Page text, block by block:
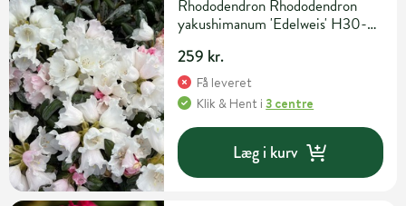
Rhododendron Rhododendron
yakushimanum 'Edelweis' H30-
259 kr.
Få leveret
Klik & Hent i3 centre
Læg i kurv